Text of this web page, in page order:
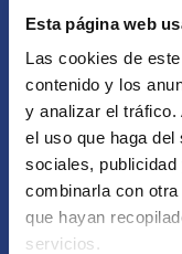
Esta página web
Las cookies de
contenido y los
y analizar el
el uso que haga
sociales,
combinarla con
que hayan
servicios.
Atención Postventa
+51 958418476
+51 977624112
Acerca de Nosotros